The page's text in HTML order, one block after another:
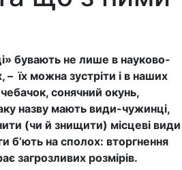
бувають не лише в науково-
їх можна зустріти і в наших
сонячний окунь,
назву мають види-чужинці,
(чи й знищити) місцеві види
б’ють на сполох: вторгнення
загрозливих розмірів.